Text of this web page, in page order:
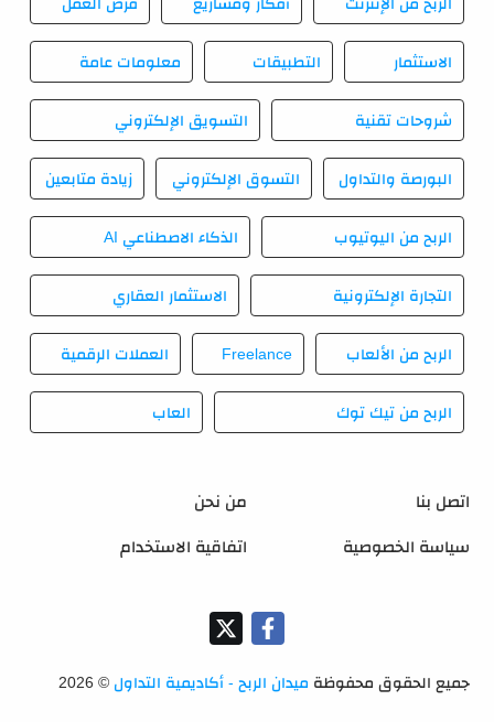
جميع الحقوق محفوظة ميدان الربح - أكاديمية التداول ©
2026
اتصل بنا من نحن
سياسة الخصوصية اتفاقية الاستخدام
الاستثمار التطبيقات معلومات عامة
شروحات تقنية التسويق الإلكتروني
البورصة والتداول التسوق الإلكتروني زيادة متابعين
الربح من اليوتيوب الذكاء الاصطناعي AI
التجارة الإلكترونية الاستثمار العقاري
الربح من الألعاب Freelance العملات الرقمية
الربح من تيك توك العاب